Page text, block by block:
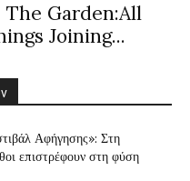
The Garden:All
Joining...
Αφήγησης»: Στη
επιστρέφουν στη φύση